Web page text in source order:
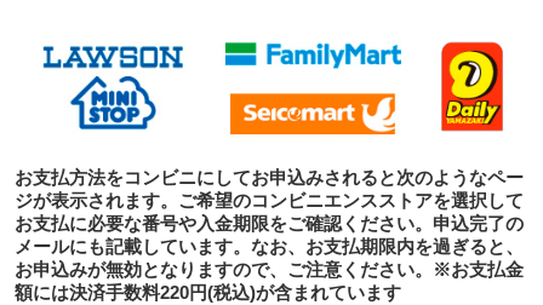
グッズ よくある質問
お支払方法をコンビニにしてお申込みされると次のようなペー
ジが表示されます。ご希望のコンビニエンスストアを選択して
お支払に必要な番号や入金期限をご確認ください。申込完了の
メールにも記載しています。なお、お支払期限内を過ぎると、
お申込みが無効となりますので、ご注意ください。※お支払金
額には決済手数料220円(税込)が含まれています